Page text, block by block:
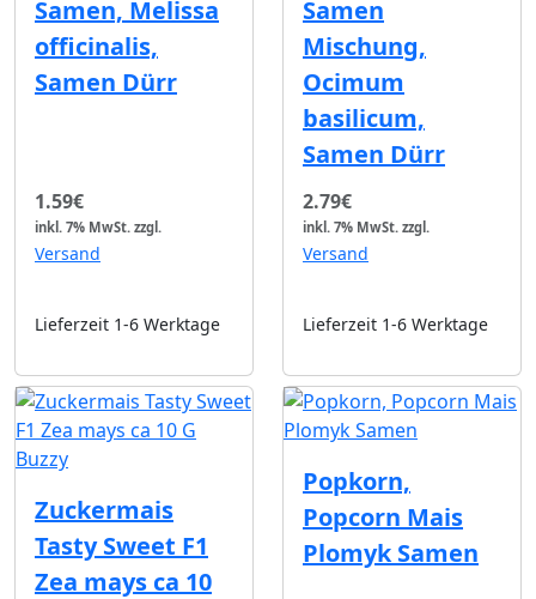
Samen, Melissa
officinalis,
Samen Dürr
1.59€
inkl. 7% MwSt. zzgl.
Versand
Lieferzeit 1-6 Werktage
Samen
Mischung,
Ocimum
basilicum,
Samen Dürr
2.79€
inkl. 7% MwSt. zzgl.
Versand
Lieferzeit 1-6 Werktage
Zuckermais
Tasty Sweet F1
Zea mays ca 10
Popkorn,
Popcorn Mais
Plomyk Samen